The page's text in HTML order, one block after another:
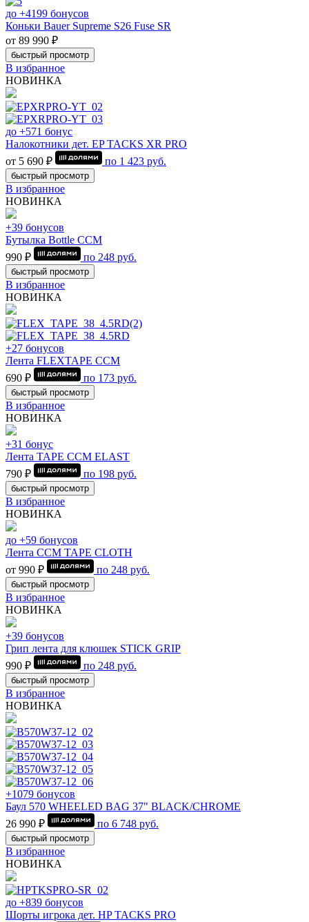
до +4199 бонусов
Коньки Bauer Supreme S26 Fuse SR
от 89 990 ₽
быстрый просмотр
В избранное
НОВИНКА
до +571 бонус
Налокотники дет. EP TACKS XR PRO
от 5 690 ₽
по 1 423 руб.
быстрый просмотр
В избранное
НОВИНКА
+39 бонусов
Бутылка Bottle CCM
990 ₽
по 248 руб.
быстрый просмотр
В избранное
НОВИНКА
+27 бонусов
Лента FLEXTAPE CCM
690 ₽
по 173 руб.
быстрый просмотр
В избранное
НОВИНКА
+31 бонус
Лента TAPE CCM ELAST
790 ₽
по 198 руб.
быстрый просмотр
В избранное
НОВИНКА
до +59 бонусов
Лента CCM TAPE CLOTH
от 990 ₽
по 248 руб.
быстрый просмотр
В избранное
НОВИНКА
+39 бонусов
Грип лента для клюшек STICK GRIP
990 ₽
по 248 руб.
быстрый просмотр
В избранное
НОВИНКА
+1079 бонусов
Баул 570 WHEELED BAG 37" BLACK/CHROME
26 990 ₽
по 6 748 руб.
быстрый просмотр
В избранное
НОВИНКА
до +839 бонусов
Шорты игрока дет. HP TACKS PRO